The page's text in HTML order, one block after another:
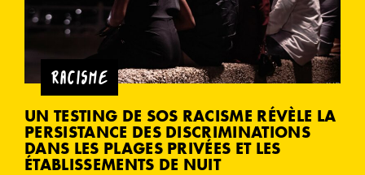
RACISME
UN TESTING DE SOS RACISME RÉVÈLE LA
PERSISTANCE DES DISCRIMINATIONS
DANS LES PLAGES PRIVÉES ET LES
ÉTABLISSEMENTS DE NUIT